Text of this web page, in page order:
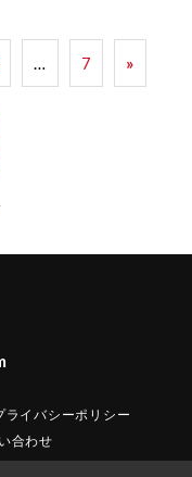
… 7 »
ライバシーポリシー
合わせ